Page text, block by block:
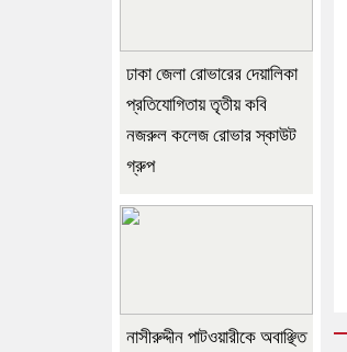
ঢাকা জেলা রোভারের দেয়ালিকা
প্রতিযোগিতায় তৃতীয় কবি
নজরুল কলেজ রোভার স্কাউট
গ্রুপ
নাসীরুদ্দীন পাটওয়ারীকে অবাঞ্ছিত